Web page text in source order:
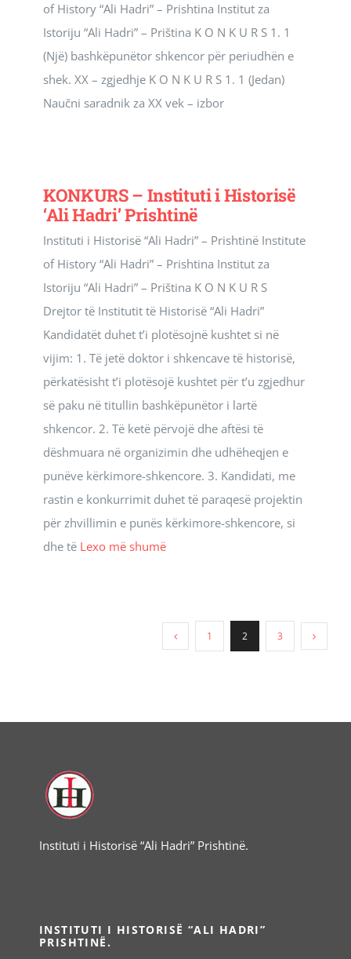
of History “Ali Hadri” – Prishtina Institut za
Istoriju “Ali Hadri” – Priština K O N K U R S 1. 1
(Një) bashkëpunëtor shkencor për periudhën e
shek. XX – zgjedhje K O N K U R S 1. 1 (Jedan)
Naučni saradnik za XX vek – izbor
KONKURS – Instituti i Historisë
‘Ali Hadri’ Prishtinë
Instituti i Historisë “Ali Hadri” – Prishtinë Institute
of History “Ali Hadri” – Prishtina Institut za
Istoriju “Ali Hadri” – Priština K O N K U R S
Drejtor të Institutit të Historisë “Ali Hadri”
Kandidatët duhet t’i plotësojnë kushtet si në
vijim: 1. Të jetë doktor i shkencave të historisë,
përkatësisht t’i plotësojë kushtet për t’u zgjedhur
së paku në titullin bashkëpunëtor i lartë
shkencor. 2. Të ketë përvojë dhe aftësi të
dëshmuara në organizimin dhe udhëheqjen e
punëve kërkimore-shkencore. 3. Kandidati, me
rastin e konkurrimit duhet të paraqesë projektin
për zhvillimin e punës kërkimore-shkencore, si
dhe të Lexo më shumë
1 2 3
Instituti i Historisë “Ali Hadri” Prishtinë.
INSTITUTI I HISTORISË “ALI HADRI”
PRISHTINË.